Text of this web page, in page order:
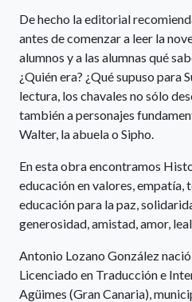
De hecho la editorial
antes de comenzar a leer la
alumnos y a las alumnas qué
¿Quién era? ¿Qué supuso para
lectura, los chavales no sólo
también a personajes
Walter, la abuela o Sipho.
En esta obra encontramos
educación en valores, empatía,
educación para la paz,
generosidad, amistad, amor,
Antonio Lozano González
Licenciado en Traducción e
Agüimes (Gran Canaria),